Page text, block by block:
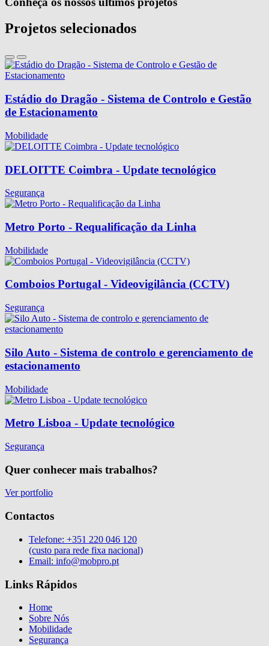
Projetos selecionados
Estádio do Dragão - Sistema de Controlo e Gestão
de Estacionamento
Mobilidade
DELOITTE Coimbra - Update tecnológico
Segurança
Metro Porto - Requalificação da Linha
Mobilidade
Comboios Portugal - Videovigilância (CCTV)
Segurança
Silo Auto - Sistema de controlo e gerenciamento de
estacionamento
Mobilidade
Metro Lisboa - Update tecnológico
Segurança
Quer conhecer mais trabalhos?
Ver portfolio
Contactos
Telefone: +351 220 046 120
(custo para rede fixa nacional)
Email: info@mobpro.pt
Links Rápidos
Home
Sobre Nós
Mobilidade
Segurança